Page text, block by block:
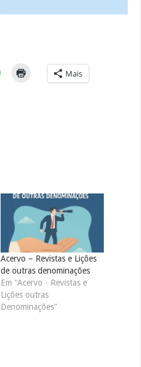
Mais
Acervo – Revistas e Lições
de outras denominações
Em "Acervo - Revistas e
Lições outras
Denominações"